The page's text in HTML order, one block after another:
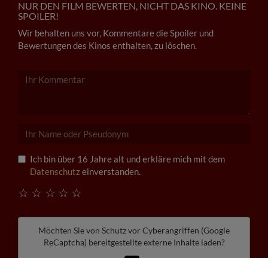
NUR DEN FILM BEWERTEN, NICHT DAS KINO. KEINE
SPOILER!
Wir behalten uns vor, Kommentare die Spoiler und
Bewertungen des Kinos enthalten, zu löschen.
Ich bin über 16 Jahre alt und erkläre mich mit dem
Datenschutzeinverstanden.
☆
☆
☆
☆
☆
Möchten Sie von Schutz vor Cyberangriffen (Google
ReCaptcha) bereitgestellte externe Inhalte laden?